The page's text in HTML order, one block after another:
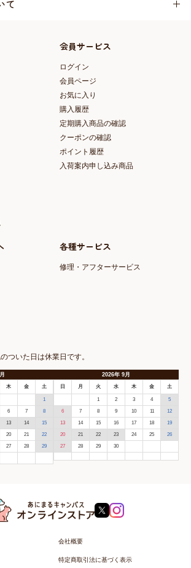
て
会員サービス
ログイン
会員ページ
お気に入り
購入履歴
定期購入商品の確認
クーポンの確認
ポイント履歴
入荷案内申し込み商品
各種サービス
修理・アフターサービス
ついた日は休業日です。
木 金 土
1
6 7 8
13 14 15
20 21 22
27 28 29
2026年9月
日 月 火 水 木 金 土
1 2 3 4 5
6 7 8 9 10 11 12
13 14 15 16 17 18 19
20 21 22 23 24 25 26
27 28 29 30
会社概要
特定商取引法に基づく表示